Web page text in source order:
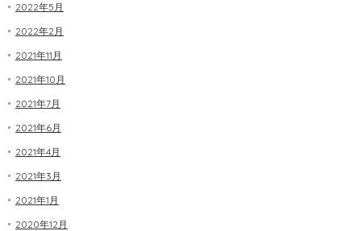
2022年5月
2022年2月
2021年11月
2021年10月
2021年7月
2021年6月
2021年4月
2021年3月
2021年1月
2020年12月